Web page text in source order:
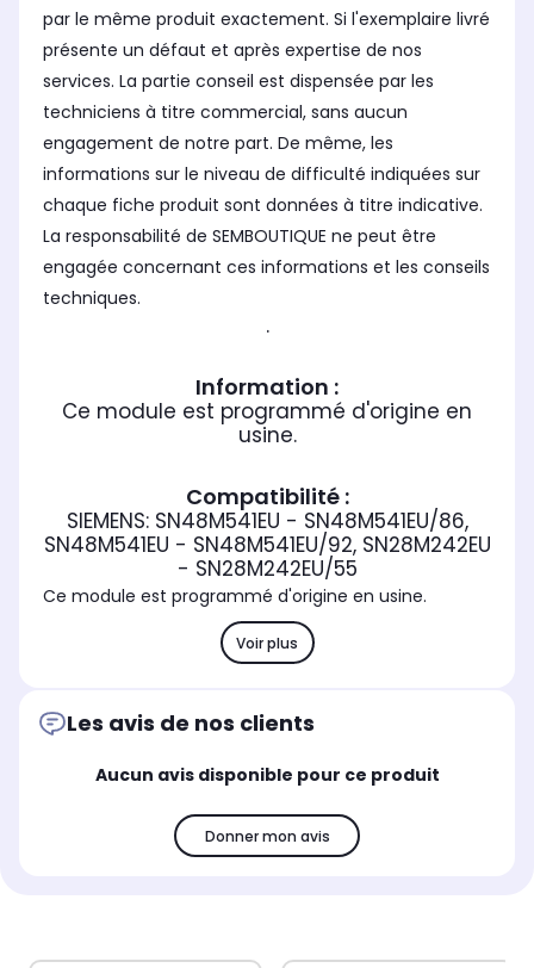
par le même produit exactement. Si l'exemplaire livré
présente un défaut et après expertise de nos
services. La partie conseil est dispensée par les
techniciens à titre commercial, sans aucun
engagement de notre part. De même, les
informations sur le niveau de difficulté indiquées sur
chaque fiche produit sont données à titre indicative.
La responsabilité de SEMBOUTIQUE ne peut être
engagée concernant ces informations et les conseils
techniques.
.
Information :
Ce module est programmé d'origine en
usine.
Compatibilité :
SIEMENS: SN48M541EU - SN48M541EU/86,
SN48M541EU - SN48M541EU/92, SN28M242EU
- SN28M242EU/55
Ce module est programmé d'origine en usine.
Voir plus
Les avis de nos clients
Aucun avis disponible pour ce produit
Donner mon avis